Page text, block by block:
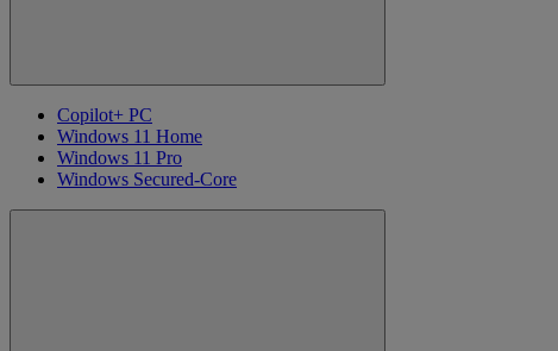
Copilot+ PC
Windows 11 Home
Windows 11 Pro
Windows Secured-Core